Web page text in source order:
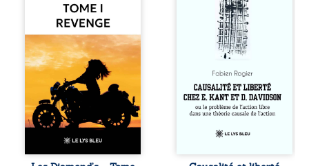
réputé et respecté
que redouté dans
tout le pays. Rien
ne la prédestinait
à cette vie, mais
les épreuves ont
forgé une femme
dure, inaccessible
et résolue à ne
jamais dévoiler
ses faiblesses,
jusqu’à ce que le
croise sa route.
dans une chaîne
de causes ? À
travers une
confrontation
entre les pensées
d’Emmanuel Kant
et de Donald
Davidson, cet
essai explore les
liens entre libre
déterminisme
responsabilité. De